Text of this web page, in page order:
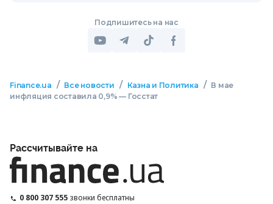
Подпишитесь на нас
Finance.ua / Все новости / Казна и Политика / В мае
инфляция составила 0,9% — Госстат
Рассчитывайте на
0 800 307 555 звонки бесплатны